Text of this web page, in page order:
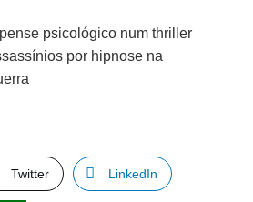
psicológico num thriller
por hipnose na
Twitter LinkedIn